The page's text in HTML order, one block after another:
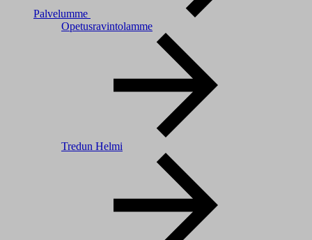
Palvelumme
Opetusravintolamme
Tredun Helmi